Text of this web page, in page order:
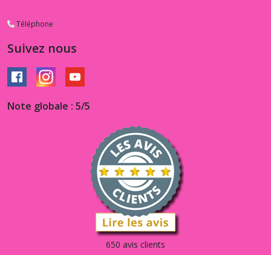
Téléphone
Suivez nous
Note globale : 5/5
650 avis clients